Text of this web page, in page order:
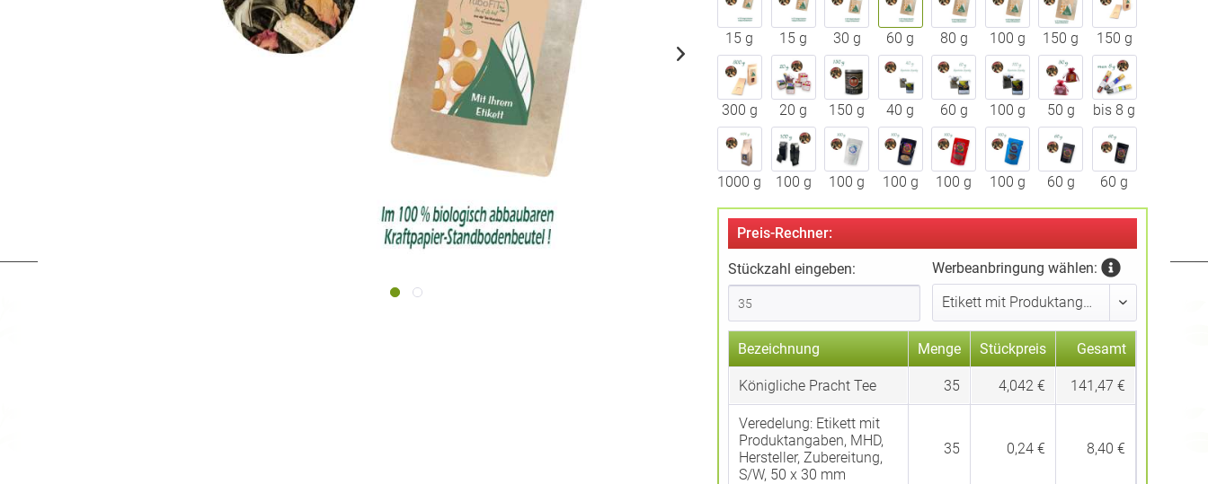
15 g 15 g 30 g 60 g 80 g 100 g 150 g 150 g
300 g 20 g 150 g 40 g 60 g 100 g 50 g bis 8 g
1000 g 100 g 100 g 100 g 100 g 100 g 60 g 60 g
Preis-Rechner:
Stückzahl eingeben: Werbeanbringung wählen:
Bezeichnung Menge Stückpreis Gesamt
Königliche Pracht Tee 35 4,042 € 141,47 €
Veredelung: Etikett mit
Produktangaben, MHD,
Hersteller, Zubereitung,
S/W, 50 x 30 mm
35 0,24 € 8,40 €